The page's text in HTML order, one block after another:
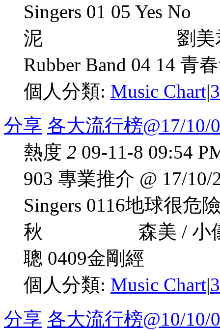
Singers 01 05 Yes
泥 劉美君
Rubber Band 04
個人分類: Music Chart|
分享 各大流行榜@17/10/
熱度 2 09-11-8 09:54
903 專業推介 @
Singers 0116地球
秋 森美 / 小
聰 0409金剛經
個人分類: Music Chart|
分享 各大流行榜@10/10/